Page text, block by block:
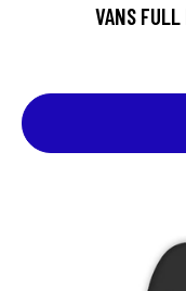
VANS FULL